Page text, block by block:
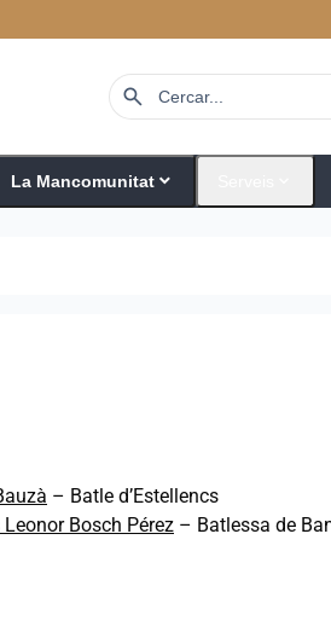
search
La Mancomunitatexpand_more
– Batle d’Estellencs
Bosch Pérez – Batlessa de